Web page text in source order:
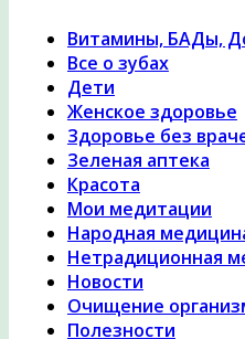
Витамины, БАДы,
Все о зубах
Дети
Женское здоровье
Здоровье без
Зеленая аптека
Красота
Мои медитации
Народная
Нетрадиционная
Новости
Очищение
Полезности